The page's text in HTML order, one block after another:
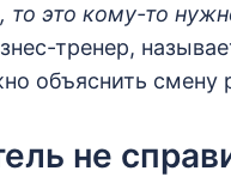
то это кому-то
тренер,
объяснить смену
не